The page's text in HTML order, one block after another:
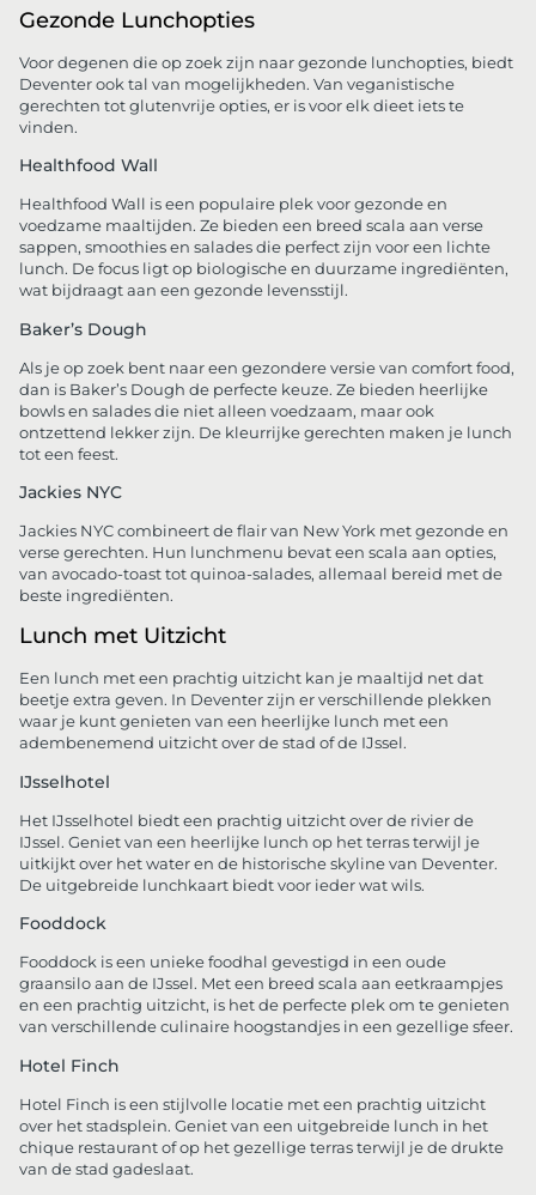
Gezonde Lunchopties
Voor degenen die op zoek zijn naar gezonde lunchopties, biedt
Deventer ook tal van mogelijkheden. Van veganistische
gerechten tot glutenvrije opties, er is voor elk dieet iets te
vinden.
Healthfood Wall
Healthfood Wall is een populaire plek voor gezonde en
voedzame maaltijden. Ze bieden een breed scala aan verse
sappen, smoothies en salades die perfect zijn voor een lichte
lunch. De focus ligt op biologische en duurzame ingrediënten,
wat bijdraagt aan een gezonde levensstijl.
Baker’s Dough
Als je op zoek bent naar een gezondere versie van comfort food,
dan is Baker’s Dough de perfecte keuze. Ze bieden heerlijke
bowls en salades die niet alleen voedzaam, maar ook
ontzettend lekker zijn. De kleurrijke gerechten maken je lunch
tot een feest.
Jackies NYC
Jackies NYC combineert de flair van New York met gezonde en
verse gerechten. Hun lunchmenu bevat een scala aan opties,
van avocado-toast tot quinoa-salades, allemaal bereid met de
beste ingrediënten.
Lunch met Uitzicht
Een lunch met een prachtig uitzicht kan je maaltijd net dat
beetje extra geven. In Deventer zijn er verschillende plekken
waar je kunt genieten van een heerlijke lunch met een
adembenemend uitzicht over de stad of de IJssel.
IJsselhotel
Het IJsselhotel biedt een prachtig uitzicht over de rivier de
IJssel. Geniet van een heerlijke lunch op het terras terwijl je
uitkijkt over het water en de historische skyline van Deventer.
De uitgebreide lunchkaart biedt voor ieder wat wils.
Fooddock
Fooddock is een unieke foodhal gevestigd in een oude
graansilo aan de IJssel. Met een breed scala aan eetkraampjes
en een prachtig uitzicht, is het de perfecte plek om te genieten
van verschillende culinaire hoogstandjes in een gezellige sfeer.
Hotel Finch
Hotel Finch is een stijlvolle locatie met een prachtig uitzicht
over het stadsplein. Geniet van een uitgebreide lunch in het
chique restaurant of op het gezellige terras terwijl je de drukte
van de stad gadeslaat.